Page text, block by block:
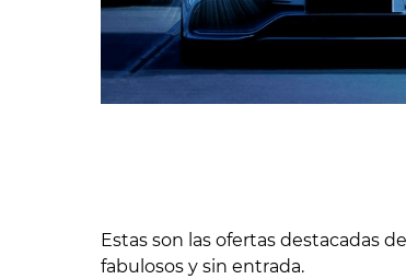
Estas son las ofertas destacadas
fabulosos y sin entrada.